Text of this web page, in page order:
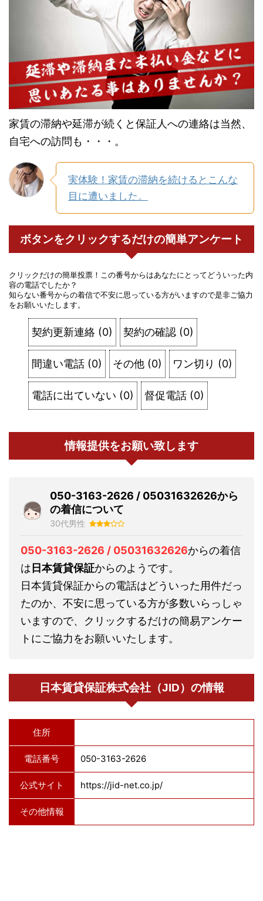
家賃の滞納や延滞が続くと保証人への連絡は当然、
自宅への訪問も・・・。
実体験！家賃の滞納を続けるとこんな
目に遭いました。
ボタンをクリックするだけの簡単アンケート
クリックだけの簡単投票！この番号からはあなたにとってどういった内
容の電話でしたか？
知らない番号からの着信で不安に思っている方がいますので是非ご協力
をお願いいたします。
契約更新連絡 (0) 契約の確認 (0)
間違い電話 (0) その他 (0) ワン切り (0)
電話に出ていない (0) 督促電話 (0)
情報提供をお願い致します
050-3163-2626 / 05031632626から
の着信について
30代男性
050-3163-2626 / 05031632626からの着信
は 日本賃貸保証からのようです。
日本賃貸保証からの電話はどういった用件だっ
たのか、不安に思っている方が多数いらっしゃ
いますので、クリックするだけの簡易アンケー
トにご協力をお願いいたします。
日本賃貸保証株式会社（JID）の情報
住所
電話番号 050-3163-2626
公式サイト https://jid-net.co.jp/
その他情報